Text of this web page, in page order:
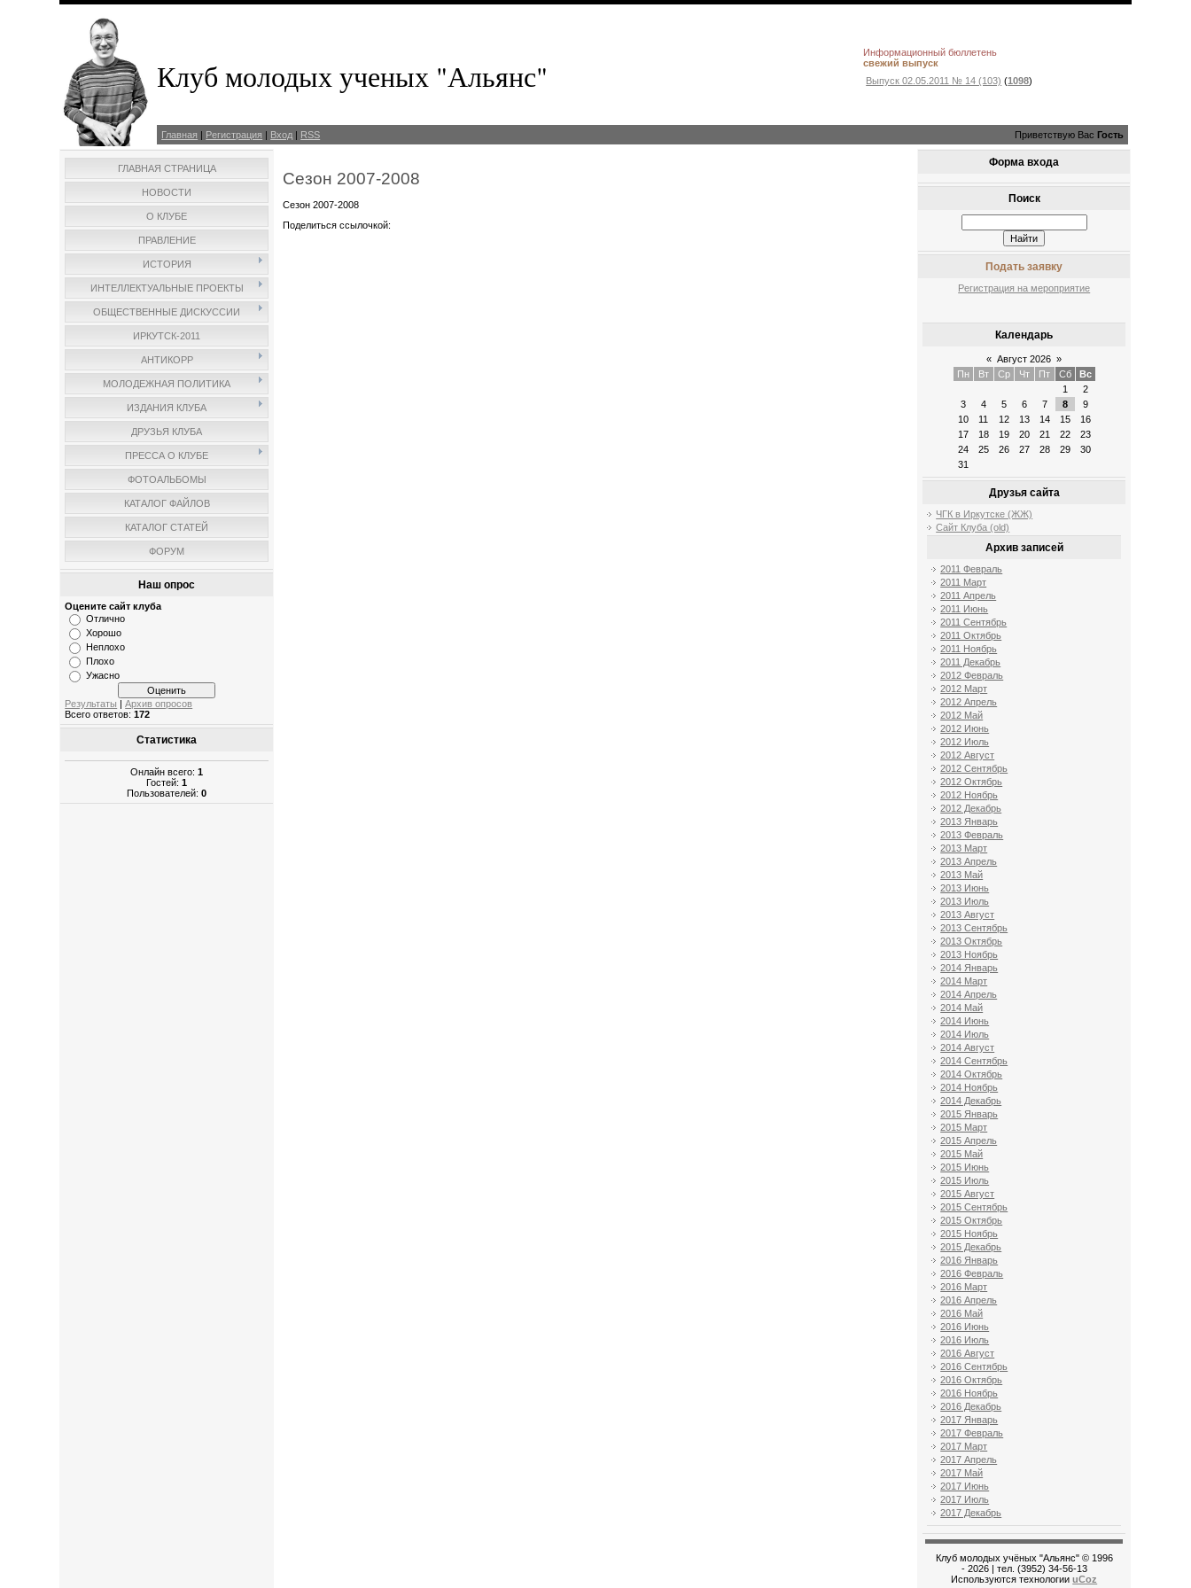
Клуб молодых ученых "Альянс"
Информационный бюллетень
свежий выпуск
Выпуск 02.05.2011 № 14 (103) (1098)
Главная | Регистрация | Вход | RSS Приветствую Вас Гость
ГЛАВНАЯ СТРАНИЦА
НОВОСТИ
О КЛУБЕ
ПРАВЛЕНИЕ
ИСТОРИЯ
ИНТЕЛЛЕКТУАЛЬНЫЕ ПРОЕКТЫ
ОБЩЕСТВЕННЫЕ ДИСКУССИИ
ИРКУТСК-2011
АНТИКОРР
МОЛОДЕЖНАЯ ПОЛИТИКА
ИЗДАНИЯ КЛУБА
ДРУЗЬЯ КЛУБА
ПРЕССА О КЛУБЕ
ФОТОАЛЬБОМЫ
КАТАЛОГ ФАЙЛОВ
КАТАЛОГ СТАТЕЙ
ФОРУМ
Наш опрос
Оцените сайт клуба
Отлично
Хорошо
Неплохо
Плохо
Ужасно
Результаты |Архив опросов
Всего ответов:172
Статистика
Онлайн всего:1
Гостей:1
Пользователей:0
Сезон 2007-2008
Сезон 2007-2008
Поделиться ссылочкой:
Форма входа
Поиск
Подать заявку
Регистрация на мероприятие
Календарь
« Август 2026 »
Пн
Вт Ср Чт Пт Сб
Вс
1
2
3
4 5 6 7 8
9
10
11 12 13 14 15
16
17
18 19 20 21 22
23
24
25 26 27 28 29
30
31
Друзья сайта
ЧГК в Иркутске (ЖЖ)
Сайт Клуба (old)
Архив записей
2011 Февраль
2011 Март
2011 Апрель
2011 Июнь
2011 Сентябрь
2011 Октябрь
2011 Ноябрь
2011 Декабрь
2012 Февраль
2012 Март
2012 Апрель
2012 Май
2012 Июнь
2012 Июль
2012 Август
2012 Сентябрь
2012 Октябрь
2012 Ноябрь
2012 Декабрь
2013 Январь
2013 Февраль
2013 Март
2013 Апрель
2013 Май
2013 Июнь
2013 Июль
2013 Август
2013 Сентябрь
2013 Октябрь
2013 Ноябрь
2014 Январь
2014 Март
2014 Апрель
2014 Май
2014 Июнь
2014 Июль
2014 Август
2014 Сентябрь
2014 Октябрь
2014 Ноябрь
2014 Декабрь
2015 Январь
2015 Март
2015 Апрель
2015 Май
2015 Июнь
2015 Июль
2015 Август
2015 Сентябрь
2015 Октябрь
2015 Ноябрь
2015 Декабрь
2016 Январь
2016 Февраль
2016 Март
2016 Апрель
2016 Май
2016 Июнь
2016 Июль
2016 Август
2016 Сентябрь
2016 Октябрь
2016 Ноябрь
2016 Декабрь
2017 Январь
2017 Февраль
2017 Март
2017 Апрель
2017 Май
2017 Июнь
2017 Июль
2017 Декабрь
Клуб молодых учёных "Альянс" © 1996
- 2026| тел. (3952) 34-56-13
Используются технологииuCoz